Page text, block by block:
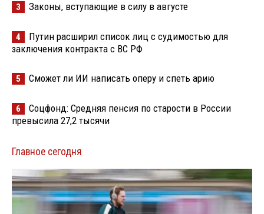
3 Законы, вступающие в силу в августе
4
Путин расширил список лиц с судимостью для
заключения контракта с ВС РФ
5 Сможет ли ИИ написать оперу и спеть арию
6
Соцфонд: Средняя пенсия по старости в России
превысила 27,2 тысячи
Главное сегодня